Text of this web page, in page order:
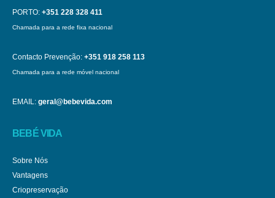
PORTO: +351 228 328 411
Chamada para a rede fixa nacional
Contacto Prevenção: +351 918 258 113
Chamada para a rede móvel nacional
EMAIL: geral@bebevida.com
BEBÉ VIDA
Sobre Nós
Vantagens
Criopreservação